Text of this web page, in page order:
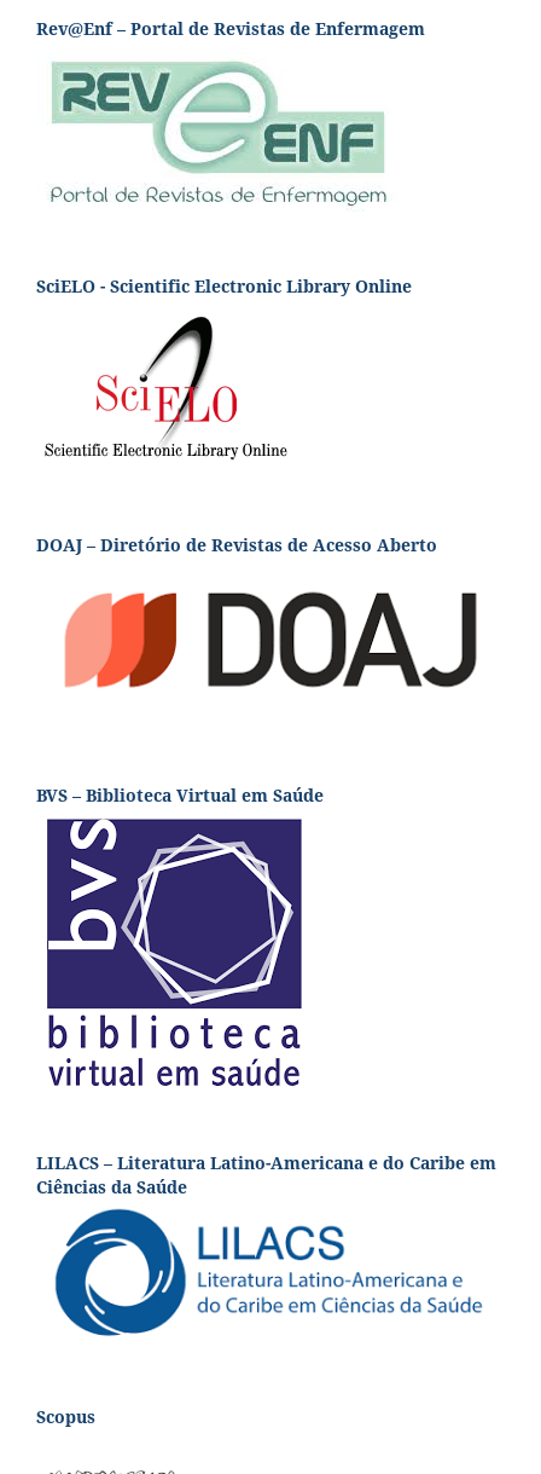
Rev@Enf – Portal de Revistas de Enfermagem
SciELO - Scientific Electronic Library Online
DOAJ – Diretório de Revistas de Acesso Aberto
BVS – Biblioteca Virtual em Saúde
LILACS – Literatura Latino-Americana e do Caribe em
Ciências da Saúde
Scopus